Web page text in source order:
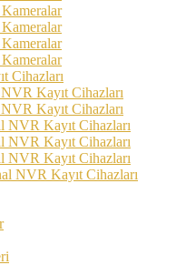
Kayıt Cihazları
Kayıt Cihazları
Kayıt Cihazları
Kayıt Cihazları
Kayıt Cihazları
Kayıt Cihazları